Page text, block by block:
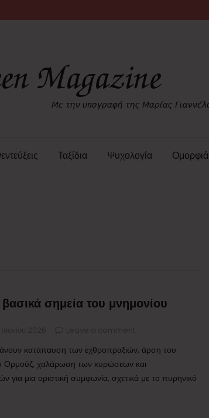
Ταξίδια Ψυχολογία Ομορφιά
σημεία του μνημονίου
κατάπαυση των εχθροπραξιών, άρση του
Ορμούζ, χαλάρωση των κυρώσεων και
για μια οριστική συμφωνία, σχετικά με το πυρηνικό